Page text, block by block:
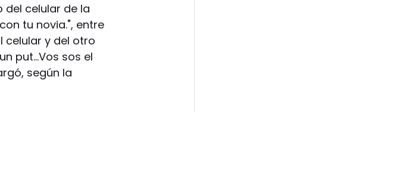
del celular de la
tu novia.", entre
celular y del otro
put…Vos sos el
según la